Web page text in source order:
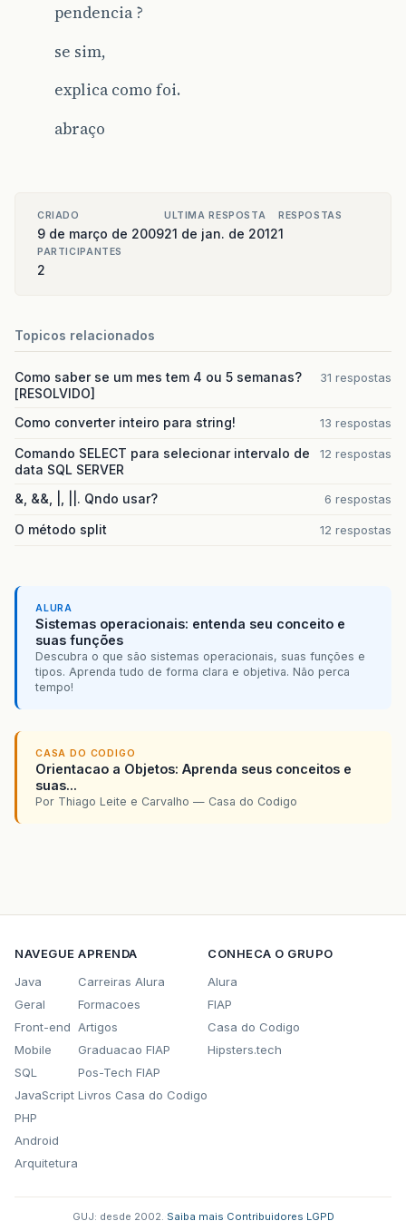
pendencia ?
se sim,
explica como foi.
abraço
CRIADO
9 de março de 2009
ULTIMA RESPOSTA
21 de jan. de 2012
RESPOSTAS
1
PARTICIPANTES
2
Topicos relacionados
Como saber se um mes tem 4 ou 5 semanas?
[RESOLVIDO]
31 respostas
Como converter inteiro para string! 13 respostas
Comando SELECT para selecionar intervalo de
data SQL SERVER
12 respostas
&, &&, |, ||. Qndo usar? 6 respostas
O método split 12 respostas
ALURA
Sistemas operacionais: entenda seu conceito e
suas funções
Descubra o que são sistemas operacionais, suas funções e
tipos. Aprenda tudo de forma clara e objetiva. Não perca
tempo!
CASA DO CODIGO
Orientacao a Objetos: Aprenda seus conceitos e
suas...
Por Thiago Leite e Carvalho — Casa do Codigo
NAVEGUE
Java
Geral
Front-end
Mobile
SQL
JavaScript
PHP
Android
Arquitetura
APRENDA
Carreiras Alura
Formacoes
Artigos
Graduacao FIAP
Pos-Tech FIAP
Livros Casa do Codigo
CONHECA O GRUPO
Alura
FIAP
Casa do Codigo
Hipsters.tech
GUJ: desde 2002. Saiba mais Contribuidores LGPD